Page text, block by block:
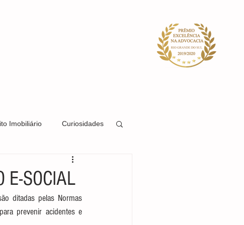
Imobiliário Curiosidades
Direito Societário
Direito Previdenciário
E-SOCIAL
ditadas pelas Normas
prevenir acidentes e